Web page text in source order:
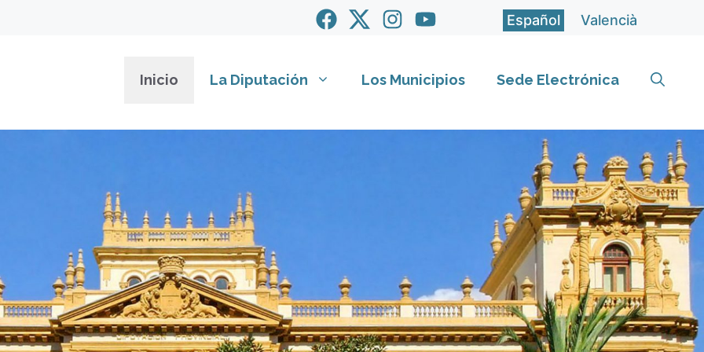
Español Valencià
Inicio La Diputación Los Municipios Sede Electrónica